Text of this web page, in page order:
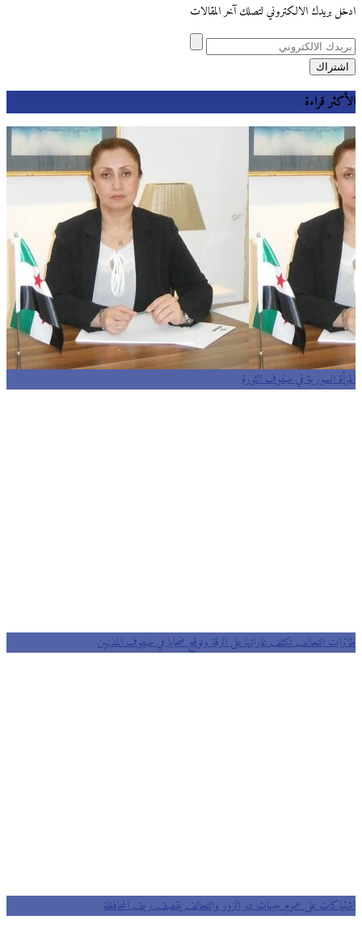
ادخل بريدك الالكتروني لتصلك آخر المقالات
الأكثر قراءة
المرأة السورية في صفوف الثورة
طائرات التحالف تكثف غاراتها على الرقة وتوقع ضحايا في صفوف المدنيين
اشتباكات على عموم جبهات دير الزور والتحالف يقصف ريف المحافظة